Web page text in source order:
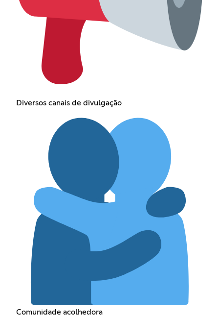
Diversos canais de divulgação
Comunidade acolhedora